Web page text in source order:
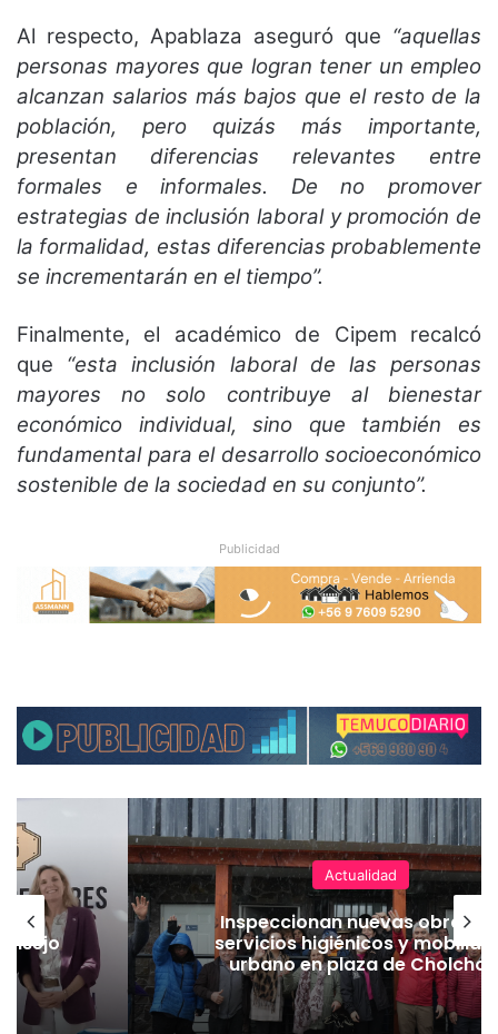
Al respecto, Apablaza aseguró que “aquellas
personas mayores que logran tener un empleo
alcanzan salarios más bajos que el resto de la
población, pero quizás más importante,
presentan diferencias relevantes entre
formales e informales. De no promover
estrategias de inclusión laboral y promoción de
la formalidad, estas diferencias probablemente
se incrementarán en el tiempo”.
Finalmente, el académico de Cipem recalcó
que “esta inclusión laboral de las personas
mayores no solo contribuye al bienestar
económico individual, sino que también es
fundamental para el desarrollo socioeconómico
sostenible de la sociedad en su conjunto”.
Publicidad
Actualidad
Inspeccionan nuevas obras
servicios higiénicos y
urbano en plaza de Cholchol